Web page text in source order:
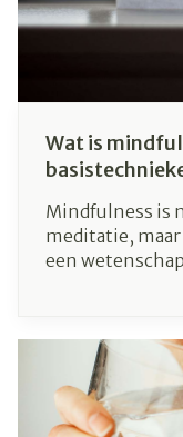
Wat is
Mindfulness is
meditatie,
een
de ronde over
vaak koppelt
In dit artikel
is, en welke
leven kan